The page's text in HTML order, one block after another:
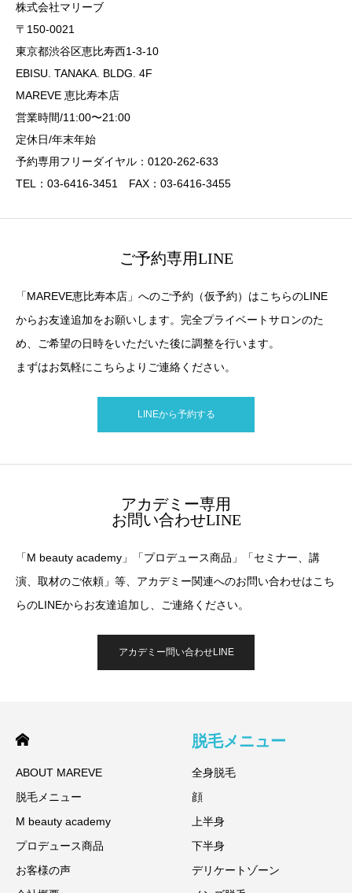
株式会社マリーブ
〒150-0021
東京都渋谷区恵比寿西1-3-10
EBISU. TANAKA. BLDG. 4F
MAREVE 恵比寿本店
営業時間/11:00〜21:00
定休日/年末年始
予約専用フリーダイヤル：0120-262-633
TEL：03-6416-3451 FAX：03-6416-3455
ご予約専用LINE
「MAREVE恵比寿本店」へのご予約（仮予約）はこちらのLINE
からお友達追加をお願いします。完全プライベートサロンのた
め、ご希望の日時をいただいた後に調整を行います。
まずはお気軽にこちらよりご連絡ください。
LINEから予約する
アカデミー専用
お問い合わせLINE
「M beauty academy」「プロデュース商品」「セミナー、講
演、取材のご依頼」等、アカデミー関連へのお問い合わせはこち
らのLINEからお友達追加し、ご連絡ください。
アカデミー問い合わせLINE
ABOUT MAREVE
脱毛メニュー
M beauty academy
プロデュース商品
お客様の声
脱毛メニュー
全身脱毛
顔
上半身
下半身
デリケートゾーン